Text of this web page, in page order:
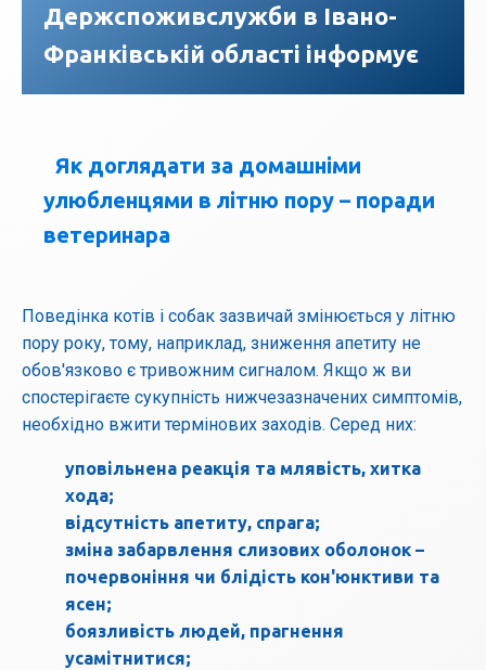
Держспоживслужби в Івано-
Франківській області інформує
Як доглядати за домашніми
улюбленцями в літню пору – поради
ветеринара
Поведінка котів і собак зазвичай змінюється у літню
пору року, тому, наприклад, зниження апетиту не
обов'язково є тривожним сигналом. Якщо ж ви
спостерігаєте сукупність нижчезазначених симптомів,
необхідно вжити термінових заходів. Серед них:
уповільнена реакція та млявість, хитка
хода;
відсутність апетиту, спрага;
зміна забарвлення слизових оболонок –
почервоніння чи блідість кон'юнктиви та
ясен;
боязливість людей, прагнення
усамітнитися;